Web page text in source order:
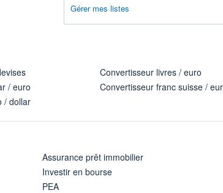
Gérer mes listes
/ euro
/ dollar
Convertisseur livres / euro
Convertisseur franc suisse /
Assurance prêt immobilier
Investir en bourse
PEA